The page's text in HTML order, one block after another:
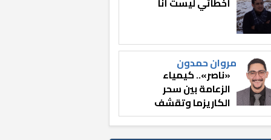
مروان حمدون
«ناصر».. كيمياء
الزعامة بين سحر
الكاريزما وتقشف
الثائر